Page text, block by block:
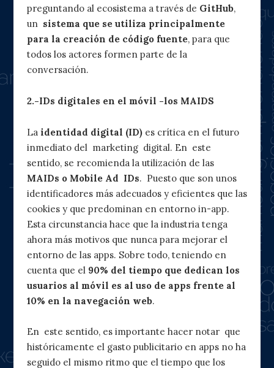
preguntando al ecosistema a través de GitHub,
un sistema que se utiliza principalmente
para la creación de código fuente, para que
todos los actores formen parte de la
conversación.
2.-IDs digitales en el móvil -los MAIDS
La identidad digital (ID) es crítica en el futuro
inmediato del marketing digital. En este
sentido, se recomienda la utilización de las
MAIDs o Mobile Ad IDs. Puesto que son unos
identificadores más adecuados y eficientes que las
cookies y que predominan en entorno in-app.
Esta circunstancia hace que la industria tenga
ahora más motivos que nunca para mejorar el
entorno de las apps. Sobre todo, teniendo en
cuenta que el 90% del tiempo que dedican los
usuarios al móvil es al uso de apps frente al
10% en la navegación web.
En este sentido, es importante hacer notar que
históricamente el gasto publicitario en apps no ha
seguido el mismo ritmo que el tiempo que los